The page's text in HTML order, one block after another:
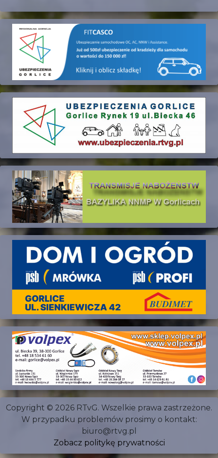
Copyright © 2026 RTvG. Wszelkie prawa zastrzeżone.
W przypadku problemów prosimy o kontakt:
biuro@rtvg.pl
Zobacz politykę prywatności